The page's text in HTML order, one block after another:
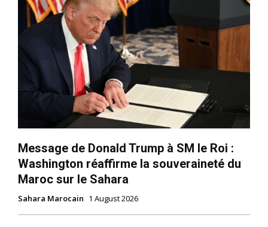
Message de Donald Trump à SM le Roi :
Washington réaffirme la souveraineté du
Maroc sur le Sahara
Sahara Marocain 1 August 2026